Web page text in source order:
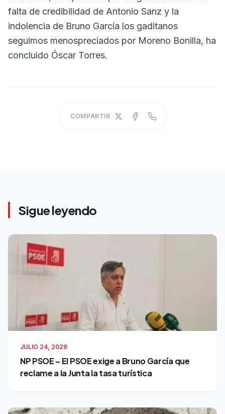
falta de credibilidad de Antonio Sanz y la
indolencia de Bruno García los gaditanos
seguimos menospreciados por Moreno Bonilla, ha
concluido Óscar Torres.
COMPARTIR
Sigue leyendo
JULIO 24, 2026
NP PSOE – El PSOE exige a Bruno García que
reclame a la Junta la tasa turística